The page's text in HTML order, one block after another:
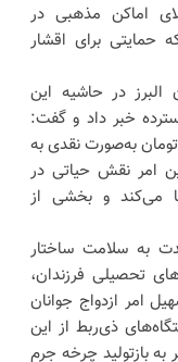
اماکن مذهبی در
حمایتی برای اقشار
البرز در حاشیه این
خبر داد و گفت:
تومان به‌صورت نقدی به
امر نقش حیاتی در
می‌کند و بخشی از
به سلامت ساختار
تحصیلی فرزندان،
امر ازدواج جوانان
ذی‌ربط از این
بازتولید چرخه جرم